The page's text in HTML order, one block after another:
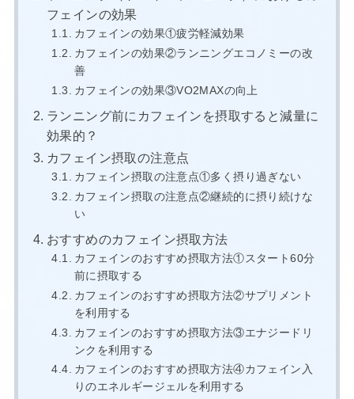
フェインの効果
カフェインの効果①疲労軽減効果
カフェインの効果②ランニングエコノミーの改
善
カフェインの効果③VO2MAXの向上
ランニング前にカフェインを摂取すると減量に
効果的？
カフェイン摂取の注意点
カフェイン摂取の注意点①多く摂り過ぎない
カフェイン摂取の注意点②継続的に摂り続けな
い
おすすめのカフェイン摂取方法
カフェインのおすすめ摂取方法①スタート60分
前に摂取する
カフェインのおすすめ摂取方法②サプリメント
を利用する
カフェインのおすすめ摂取方法③エナジードリ
ンクを利用する
カフェインのおすすめ摂取方法④カフェイン入
りのエネルギージェルを利用する